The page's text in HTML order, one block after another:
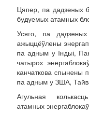
Цяпер, па дадзеных
будуемых атамных
Усяго, па
ажыццёўлены
па адным у Індыі,
чатырох
канчаткова спынены
па адным у ЗША,
Агульная
атамных